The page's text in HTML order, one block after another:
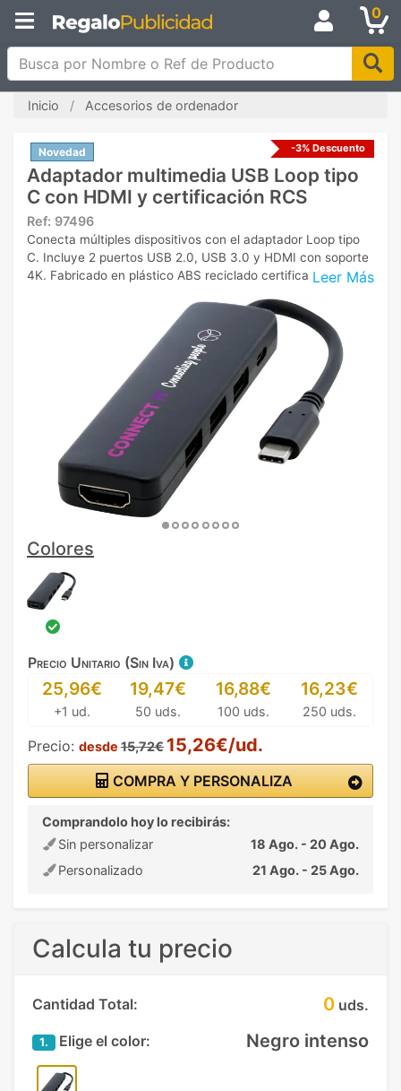
0
Busca por Nombre o Ref de Producto
Inicio Accesorios de ordenador
Novedad -3% Descuento
Adaptador multimedia USB Loop tipo
C con HDMI y certificación RCS
Ref: 97496
Leer Más
Conecta múltiples dispositivos con el adaptador Loop tipo
C. Incluye 2 puertos USB 2.0, USB 3.0 y HDMI con soporte
4K. Fabricado en plástico ABS reciclado certificado RCS.
Colores
Precio Unitario (Sin Iva)
25,96€
+1 ud.
19,47€
50 uds.
16,88€
100 uds.
16,23€
250 uds.
Precio: desde 15,72€ 15,26€/ud.
COMPRA Y PERSONALIZA
Comprandolo hoy lo recibirás:
Sin personalizar
18 Ago. - 20 Ago.
Personalizado
21 Ago. - 25 Ago.
Calcula tu precio
Cantidad Total: 0 uds.
1. Elige el color: Negro intenso